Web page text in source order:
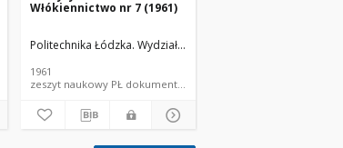
piśmienniczy
Włókiennictwo nr 7 (1961)
Politechnika Łódzka. Wydział Włókienniczy.
1961
zeszyt naukowy PŁ dokument piśmienniczy